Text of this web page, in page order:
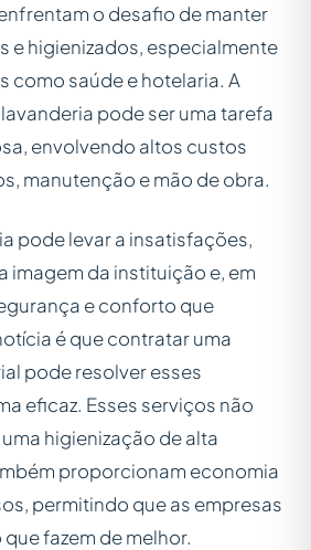
o desafio de manter
e higienizados, especialmente
como saúde e hotelaria. A
pode ser uma tarefa
envolvendo altos custos
manutenção e mão de obra.
pode levar a insatisfações,
imagem da instituição e, em
e conforto que
é que contratar uma
pode resolver esses
eficaz. Esses serviços não
higienização de alta
proporcionam economia
permitindo que as empresas
fazem de melhor.